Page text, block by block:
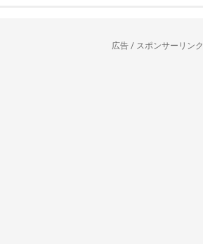
広告 / スポンサーリンク